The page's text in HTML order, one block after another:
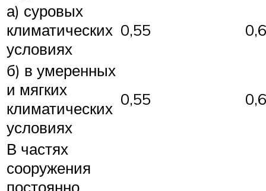
а) суровых
климатических
условиях
0,55 0,6
б) в умеренных
и мягких
климатических
условиях
0,55 0,6
В частях
сооружения
постоянно